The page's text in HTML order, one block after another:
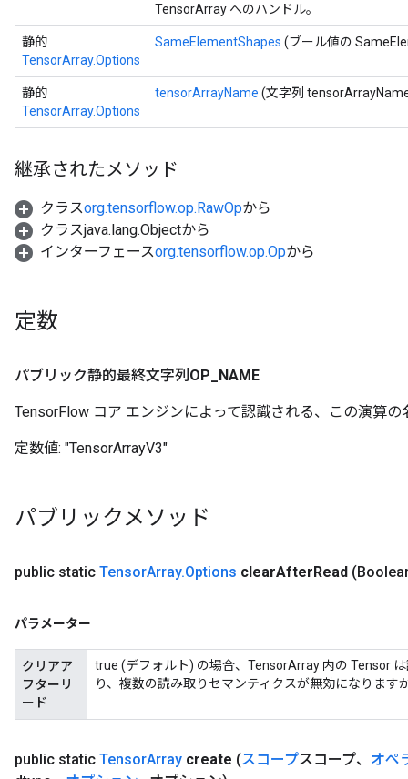
TensorArray へのハンドル。
静的
TensorArray.Options
SameElementShapes (ブール値の
静的
TensorArray.Options
tensorArrayName (文字列
継承されたメソッド
クラスorg.tensorflow.op.RawOpから
クラスjava.lang.Objectから
インターフェースorg.tensorflow.op.Opから
定数
パブリック静的最終文字列OP NAME
TensorFlow コア エンジンによって認識される、この演算の
定数値: "TensorArrayV3"
パブリックメソッド
public static TensorArray.Options clearAfterRead
パラメーター
クリアア
フターリ
ード
true (デフォルト) の場合、TensorArray 内の Tensor
り、複数の読み取りセマンティクスが無効になりま
public static TensorArray create (スコープスコープ、 オペ